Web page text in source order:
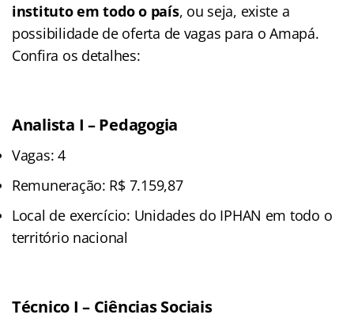
instituto em todo o país, ou seja, existe a
possibilidade de oferta de vagas para o Amapá.
Confira os detalhes:
Analista I – Pedagogia
Vagas: 4
Remuneração: R$ 7.159,87
Local de exercício: Unidades do IPHAN em todo o
território nacional
Técnico I – Ciências Sociais